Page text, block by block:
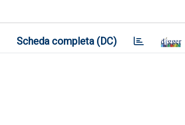
Scheda completa (DC)